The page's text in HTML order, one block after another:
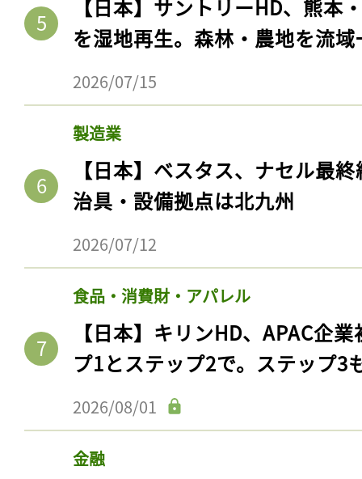
【日本】サントリーHD、熊本
を湿地再生。森林・農地を流
2026/07/15
製造業
【日本】ベスタス、ナセル最
治具・設備拠点は北九州
2026/07/12
食品・消費財・アパレル
【日本】キリンHD、APAC企
プ1とステップ2で。ステップ3
2026/08/01
金融